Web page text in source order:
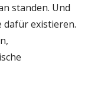
standen. Und
dafür existieren.